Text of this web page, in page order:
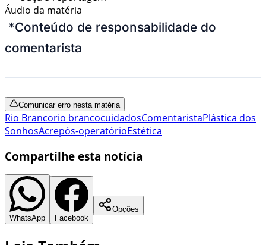
Áudio da matéria
*Conteúdo de responsabilidade do
comentarista
Comunicar erro nesta matéria
Rio Brancorio brancocuidadosComentaristaPlástica dos
SonhosAcrepós-operatórioEstética
Compartilhe esta notícia
WhatsApp Facebook
Opções